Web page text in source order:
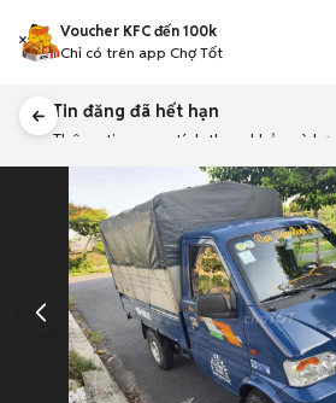
Voucher KFC đến 100k
Chỉ có trên app Chợ Tốt
Tin đăng đã hết hạn
Thông tin mang tính tham khảo và
người bán. Bạn hãy tham khảo thêm
khác dưới đây nhé!